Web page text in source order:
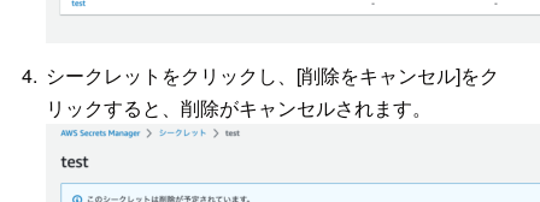
シークレットをクリックし、[削除をキャンセル]をク
リックすると、削除がキャンセルされます。